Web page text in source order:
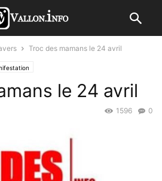
Troc des mamans le 24 avril
le 24 avril
0
1596